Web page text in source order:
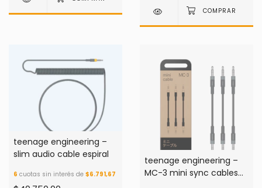
teenage engineering –
slim audio cable espiral
6 cuotas sin interés de $6.791,67
teenage engineering –
MC-3 mini sync cables